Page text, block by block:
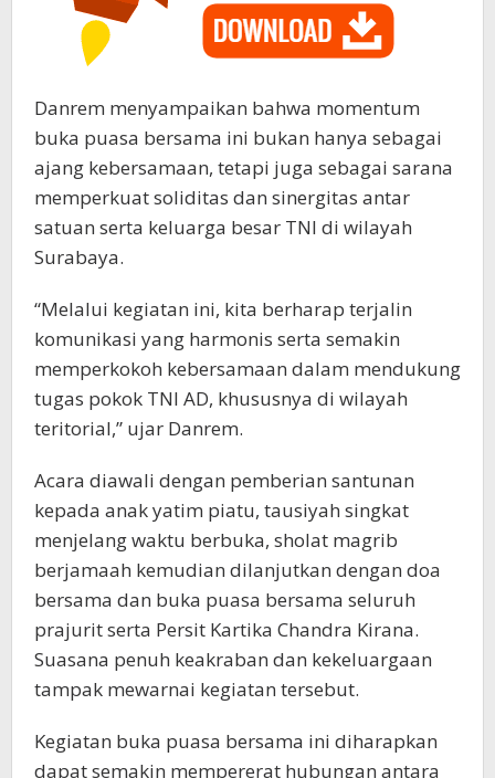
Danrem menyampaikan bahwa momentum
buka puasa bersama ini bukan hanya sebagai
ajang kebersamaan, tetapi juga sebagai sarana
memperkuat soliditas dan sinergitas antar
satuan serta keluarga besar TNI di wilayah
Surabaya.
“Melalui kegiatan ini, kita berharap terjalin
komunikasi yang harmonis serta semakin
memperkokoh kebersamaan dalam mendukung
tugas pokok TNI AD, khususnya di wilayah
teritorial,” ujar Danrem.
Acara diawali dengan pemberian santunan
kepada anak yatim piatu, tausiyah singkat
menjelang waktu berbuka, sholat magrib
berjamaah kemudian dilanjutkan dengan doa
bersama dan buka puasa bersama seluruh
prajurit serta Persit Kartika Chandra Kirana.
Suasana penuh keakraban dan kekeluargaan
tampak mewarnai kegiatan tersebut.
Kegiatan buka puasa bersama ini diharapkan
dapat semakin mempererat hubungan antara